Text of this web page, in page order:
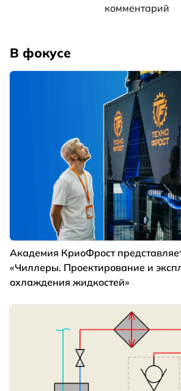
комментарий
В фокусе
Академия КриоФрост
«Чиллеры. Проектирование и
охлаждения жидкостей»